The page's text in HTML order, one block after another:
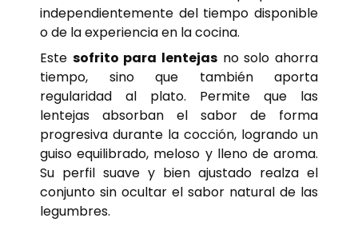
independientemente del tiempo disponible
o de la experiencia en la cocina.
Este sofrito para lentejas no solo ahorra
tiempo, sino que también aporta
regularidad al plato. Permite que las
lentejas absorban el sabor de forma
progresiva durante la cocción, logrando un
guiso equilibrado, meloso y lleno de aroma.
Su perfil suave y bien ajustado realza el
conjunto sin ocultar el sabor natural de las
legumbres.